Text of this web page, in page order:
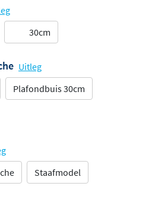
30cm
Uitleg
Plafondbuis 30cm
Staafmodel